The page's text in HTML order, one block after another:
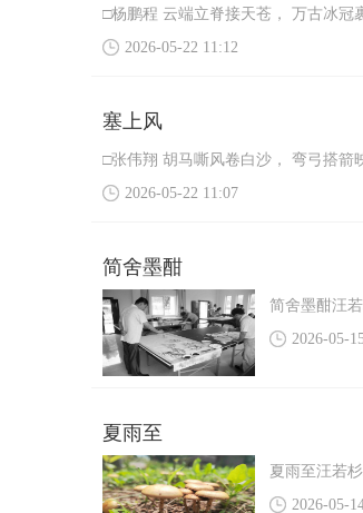
□杨鹏程 云端立脊接天苍， 万古冰冠
2026-05-22 11:12
塞上风
□张伟翔 胡马嘶风卷白沙， 弯弓搭箭
2026-05-22 11:07
简舍墨酣
简舍墨酣汪
2026-05-
夏雨至
夏雨至汪若
2026-05-